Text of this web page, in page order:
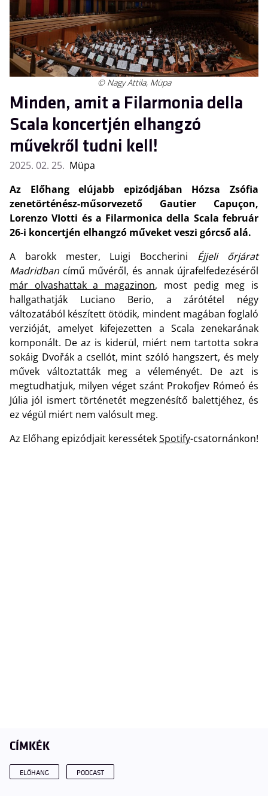
© Nagy Attila, Müpa
Minden, amit a Filarmonia della
Scala koncertjén elhangzó
művekről tudni kell!
2025. 02. 25. Müpa
Az Előhang elújabb epizódjában Hózsa Zsófia
zenetörténész-műsorvezető Gautier Capuçon,
Lorenzo VIotti és a Filarmonica della Scala február
26-i koncertjén elhangzó műveket veszi górcső alá.
A barokk mester, Luigi Boccherini Éjjeli őrjárat
Madridban című művéről, és annak újrafelfedezéséről
már olvashattak a magazinon, most pedig meg is
hallgathatják Luciano Berio, a zárótétel négy
változatából készített ötödik, mindent magában foglaló
verzióját, amelyet kifejezetten a Scala zenekarának
komponált. De az is kiderül, miért nem tartotta sokra
sokáig Dvořák a csellót, mint szóló hangszert, és mely
művek változtatták meg a véleményét. De azt is
megtudhatjuk, milyen véget szánt Prokofjev Rómeó és
Júlia jól ismert történetét megzenésítő balettjéhez, és
ez végül miért nem valósult meg.
Az Előhang epizódjait keressétekSpotify-csatornánkon!
CÍMKÉK
ELŐHANG PODCAST